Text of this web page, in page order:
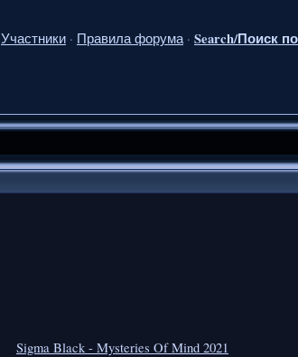
Участники · Правила форума · Search/Поиск
Sigma Black - Mysteries Of Mind 2021